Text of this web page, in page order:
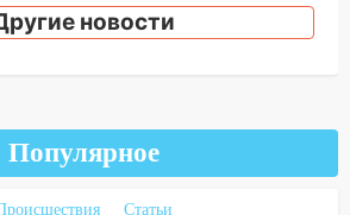
ульяновцам на
или затопленную улицу
новости
Популярное
Статьи